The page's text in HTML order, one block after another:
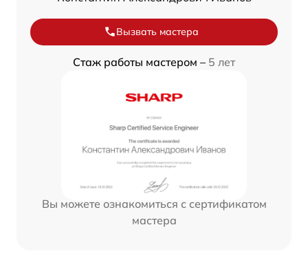
Вызвать мастера
Стаж работы мастером – 5 лет
Вы можете ознакомиться с сертификатом
мастера